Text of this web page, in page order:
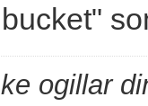
ogillar